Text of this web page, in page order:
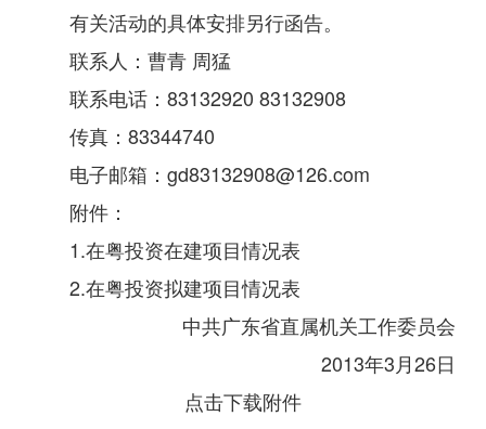
有关活动的具体安排另行函告。
联系人：曹青 周猛
联系电话：83132920 83132908
传真：83344740
电子邮箱：gd83132908@126.com
附件：
1.在粤投资在建项目情况表
2.在粤投资拟建项目情况表
中共广东省直属机关工作委员会
2013年3月26日
点击下载附件